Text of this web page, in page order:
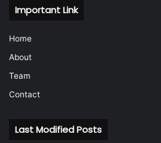
Important Link
Home
About
Team
Contact
Last Modified Posts